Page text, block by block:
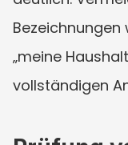
Bezeichnungen
„meine
vollständigen